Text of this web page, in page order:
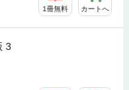
1冊無料 カートへ
3